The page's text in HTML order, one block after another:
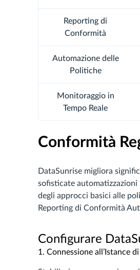
Reporting di
Conformità
Automazione delle
Politiche
Monitoraggio in
Tempo Reale
Conformità
DataSunrise migliora
sofisticate
degli approcci basici alle
Reporting di Conformità
Configurare
1. Connessione all’Istance